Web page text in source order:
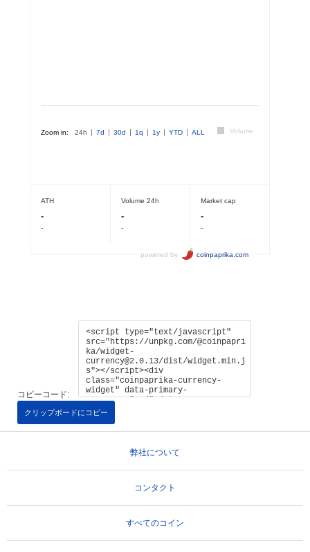
コピーコード:
クリップボードにコピー
弊社について
コンタクト
すべてのコイン